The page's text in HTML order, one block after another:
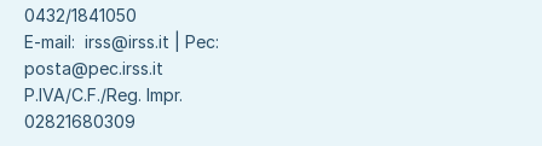
0432/1841050
E-mail: irss@irss.it | Pec:
posta@pec.irss.it
P.IVA/C.F./Reg. Impr.
02821680309